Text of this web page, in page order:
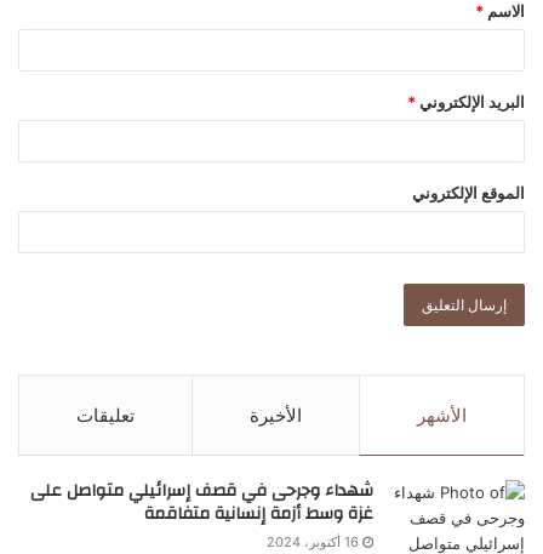
الاسم *
البريد الإلكتروني *
الموقع الإلكتروني
الأشهر الأخيرة تعليقات
شهداء وجرحى في قصف إسرائيلي متواصل على
غزة وسط أزمة إنسانية متفاقمة
16 أكتوبر، 2024